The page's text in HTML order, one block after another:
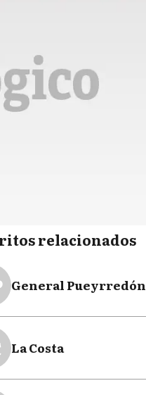
relacionados
General Pueyrredón
La Costa